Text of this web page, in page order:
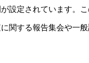
設定されています。
する報告集会や一